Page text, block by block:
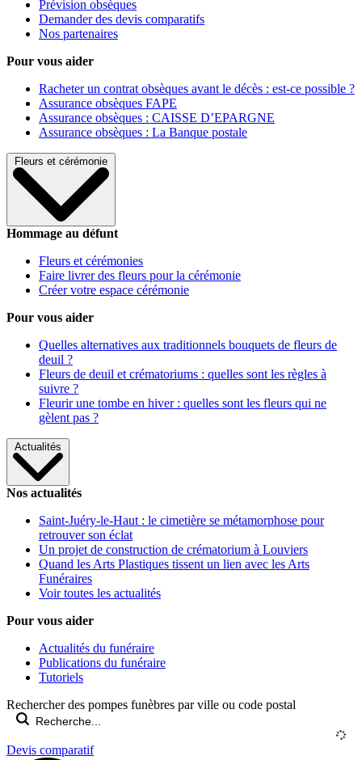
Prévision obsèques
Demander des devis comparatifs
Nos partenaires
Pour vous aider
Racheter un contrat obsèques avant le décès : est-ce possible ?
Assurance obsèques FAPE
Assurance obsèques : CAISSE D’EPARGNE
Assurance obsèques : La Banque postale
Fleurs et cérémonie
Hommage au défunt
Fleurs et cérémonies
Faire livrer des fleurs pour la cérémonie
Créer votre espace cérémonie
Pour vous aider
Quelles alternatives aux traditionnels bouquets de fleurs de
deuil ?
Fleurs de deuil et crématoriums : quelles sont les règles à
suivre ?
Fleurir une tombe en hiver : quelles sont les fleurs qui ne
gèlent pas ?
Actualités
Nos actualités
Saint-Juéry-le-Haut : le cimetière se métamorphose pour
retrouver son éclat
Un projet de construction de crématorium à Louviers
Quand les Arts Plastiques tissent un lien avec les Arts
Funéraires
Voir toutes les actualités
Pour vous aider
Actualités du funéraire
Publications du funéraire
Tutoriels
Rechercher des pompes funèbres par ville ou code postal
Devis comparatif